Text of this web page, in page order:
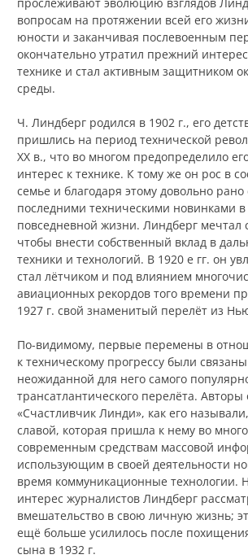
прослеживают эволюцию взглядов
вопросам на протяжении всей его
юности и заканчивая послевоенным
окончательно утратил прежний
технике и стал активным защитником
среды.
Ч. Линдберг родился в 1902 г., его
пришлись на период технической
XX в., что во многом предопределило
интерес к технике. К тому же он рос в
семье и благодаря этому довольно рано
последними техническими новинками в
повседневной жизни. Линдберг мечтал
чтобы внести собственный вклад в
техники и технологий. В 1920 е гг. он
стал лётчиком и под влиянием
авиационных рекордов того времени
1927 г. свой знаменитый перелёт из
По-видимому, первые перемены в
к техническому прогрессу были связаны
неожиданной для него самого
трансатлантического перелёта.
«Счастливчик Линди», как его
славой, которая пришла к нему во
современным средствам массовой
использующим в своей деятельности
время коммуникационные технологии.
интерес журналистов Линдберг
вмешательство в свою личную жизнь;
ещё больше усилилось после
сына в 1932 г.